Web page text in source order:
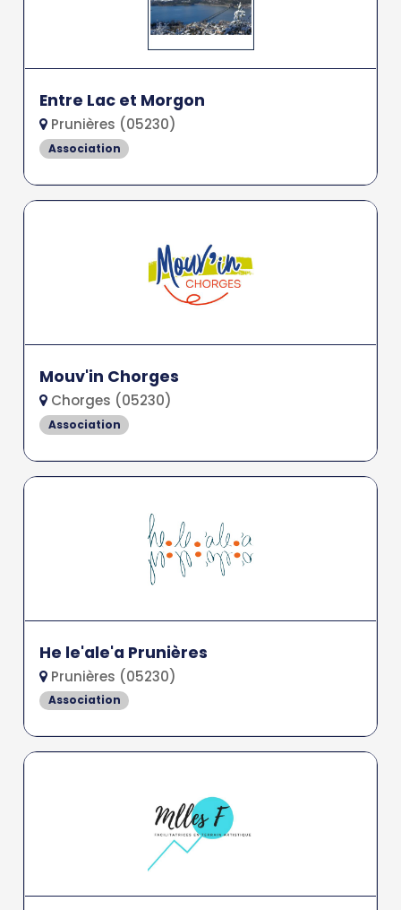
Entre Lac et Morgon
Prunières (05230)
Association
Mouv'in Chorges
Chorges (05230)
Association
He le'ale'a Prunières
Prunières (05230)
Association